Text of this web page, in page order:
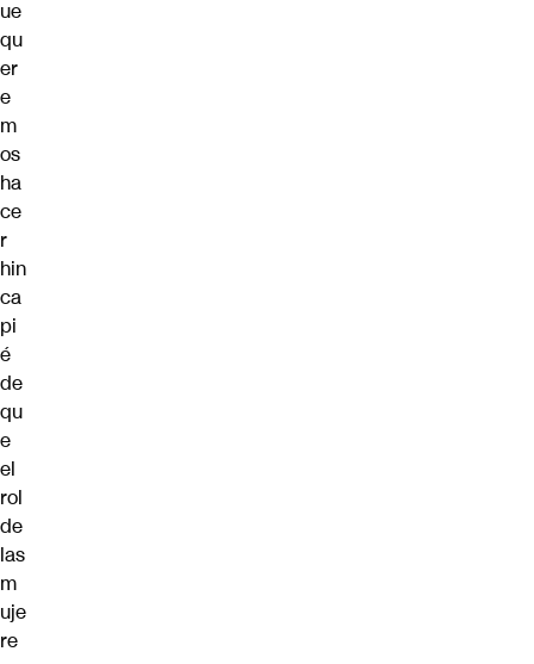
ue
qu
er
e
m
os
ha
ce
r
hin
ca
pi
é
de
qu
e
el
rol
de
las
m
uje
re